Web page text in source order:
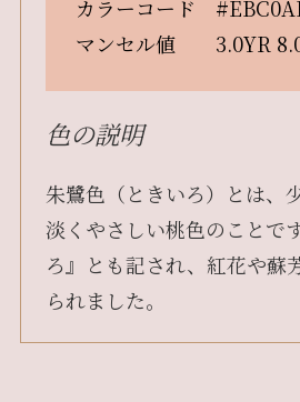
カラーコード
マンセル値 3.0YR
色の説明
朱鷺色（ときいろ）とは、
淡くやさしい桃色のことで
ろ』とも記され、紅花や蘇
られました。